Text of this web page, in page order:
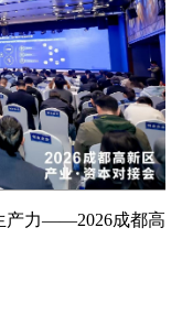
产力——2026成都高